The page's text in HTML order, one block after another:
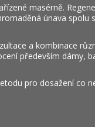
masérně.
únava spolu
a kombinace
především dámy,
pro dosažení co